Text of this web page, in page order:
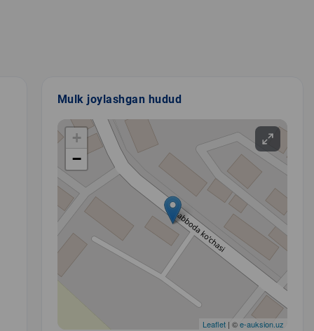
Mulk joylashgan hudud
+
−
Leaflet| ©e-auksion.uz